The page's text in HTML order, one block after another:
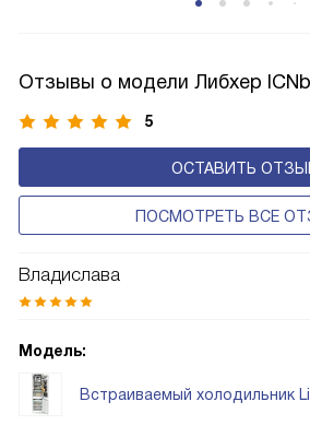
Отзывы о модели Либхер
5
ОСТАВИТЬ
ПОСМОТРЕТЬ ВСЕ
Владислава
Модель:
Встраиваемый холодильник